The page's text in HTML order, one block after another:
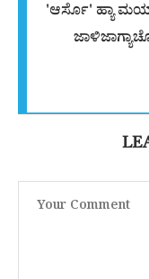
'ಆರ್ಸೊ' ಹ್ಯಾ